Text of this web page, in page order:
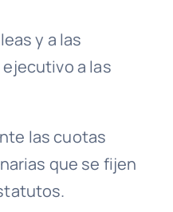
y a las
a las
las cuotas
que se fijen